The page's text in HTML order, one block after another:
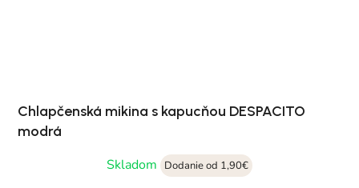
Chlapčenská mikina s kapucňou DESPACITO
modrá
Skladom
Dodanie od 1,90€